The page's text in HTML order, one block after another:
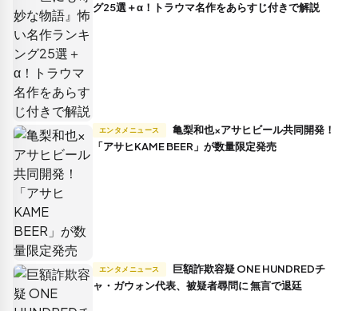
グ25選＋α！トラウマ名作をあらすじ付きで解説
エンタメニュース
「アサヒKAME BEER」が数量限定発売
エンタメニュース
ャ・ガウォン代表、被疑者尋問に 無言で退廷